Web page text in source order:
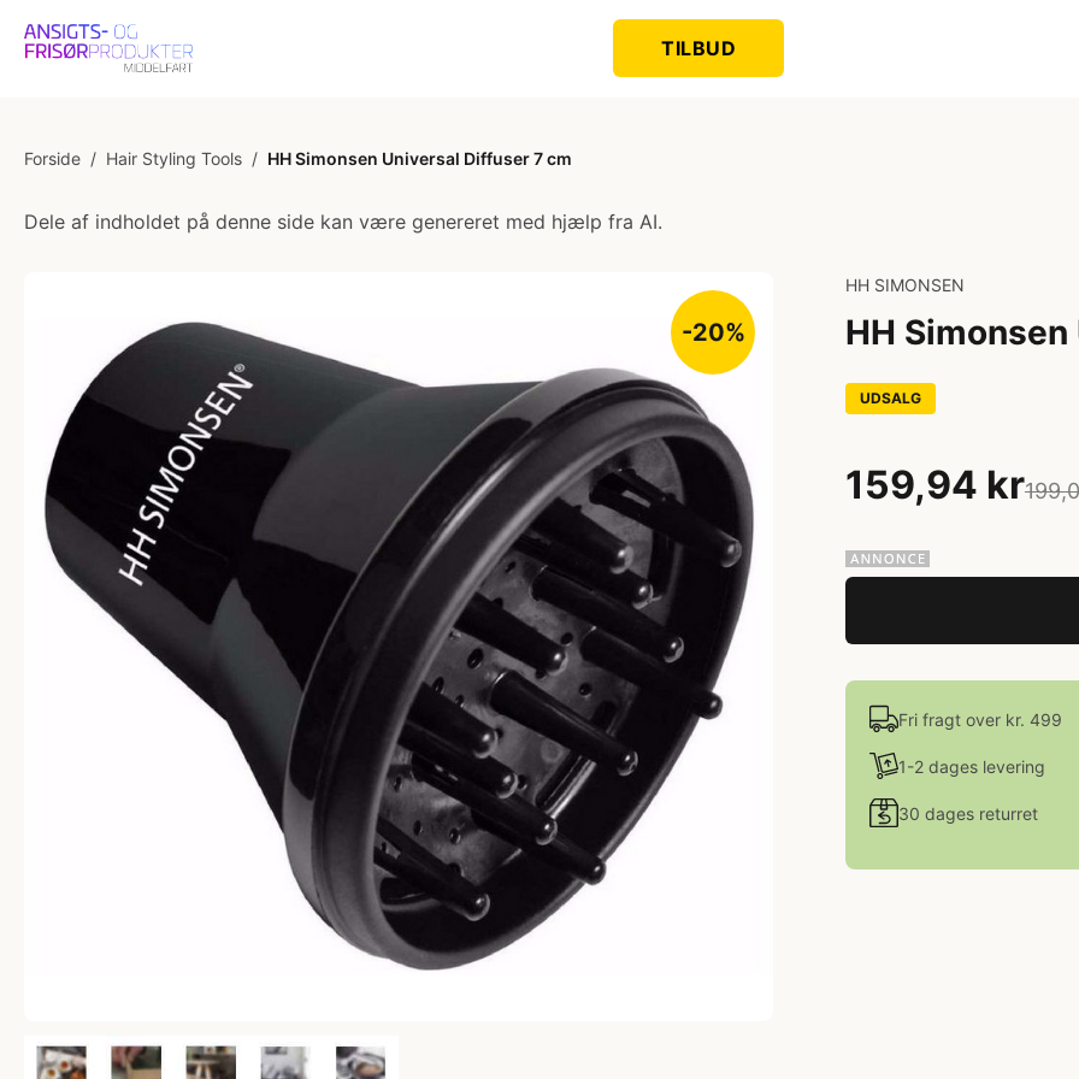
TILBUD
Forside / Hair Styling Tools / HH Simonsen Universal Diffuser 7 cm
Dele af indholdet på denne side kan være genereret med hjælp fra AI.
-20%
HH SIMONSEN
HH
UDSALG
159,94 kr
Fri fragt over kr. 499
1-2 dages levering
30 dages returret